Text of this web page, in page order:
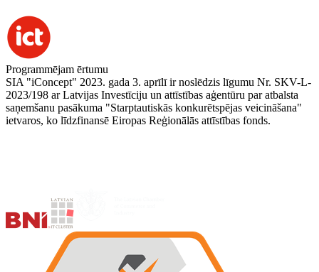
Programmējam ērtumu
SIA "iConcept" 2023. gada 3. aprīlī ir noslēdzis līgumu Nr. SKV-L-
2023/198 ar Latvijas Investīciju un attīstības aģentūru par atbalsta
saņemšanu pasākuma "Starptautiskās konkurētspējas veicināšana"
ietvaros, ko līdzfinansē Eiropas Reģionālās attīstības fonds.